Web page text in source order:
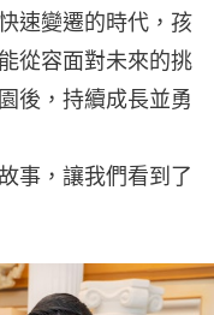
速變遷的時代，孩
從容面對未來的挑
後，持續成長並勇
事，讓我們看到了